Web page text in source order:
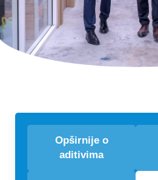
Opširnije o
aditivima